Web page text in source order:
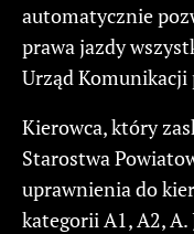
automatycznie
prawa jazdy
Urząd
Kierowca, który
Starostwa
uprawnienia do
kategorii A1, A2,